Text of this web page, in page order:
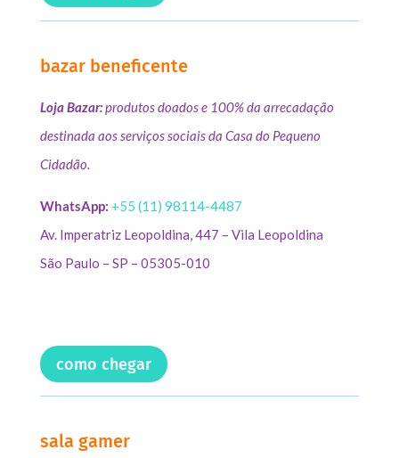
bazar beneficente
Loja Bazar:produtos doados e 100% da arrecadação
destinada aos serviços sociais da Casa do Pequeno
Cidadão.
WhatsApp: +55 (11) 98114-4487
Av. Imperatriz Leopoldina, 447 – Vila Leopoldina
São Paulo – SP – 05305-010
como chegar
sala gamer